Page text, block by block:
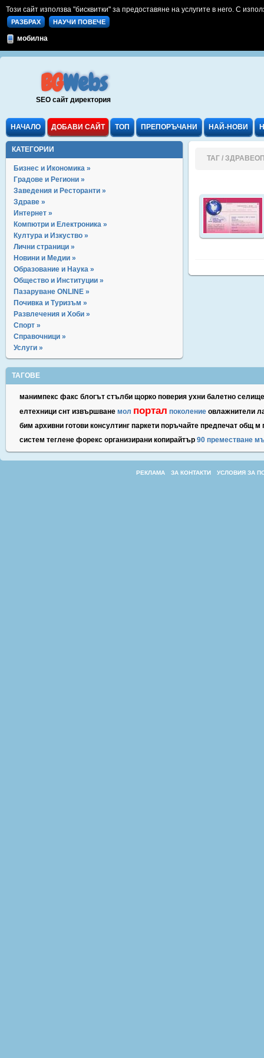
Този сайт използва "бисквитки" за предоставяне на услугите в него. С
РАЗБРАХ НАУЧИ ПОВЕЧЕ
мобилна
BGWebs
SEO сайт директория
НАЧАЛО ДОБАВИ САЙТ ТОП ПРЕПОРЪЧАНИ НАЙ-НОВИ
КАТЕГОРИИ
Бизнес и Икономика »
Градове и Региони »
Заведения и Ресторанти »
Здраве »
Интернет »
Компютри и Електроника »
Култура и Изкуство »
Лични страници »
Новини и Медии »
Образование и Наука »
Общество и Институции »
Пазаруване ONLINE »
Почивка и Туризъм »
Развлечения и Хоби »
Спорт »
Справочници »
Услуги »
ТАГ /
ТАГОВЕ
манимпекс факс блогът стълби щорко поверия ухни балетно селище
елтехници снт извършване мол портал поколение овлажнители
бим архивни готови консултинг паркети поръчайте предпечат общ м
систем теглене форекс организирани копирайтър 90 преместване
РЕКЛАМА ЗА КОНТАКТИ УСЛОВИЯ ЗА